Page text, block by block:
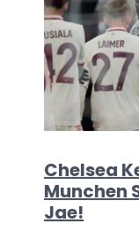
Chelsea
Munchen
Jae!